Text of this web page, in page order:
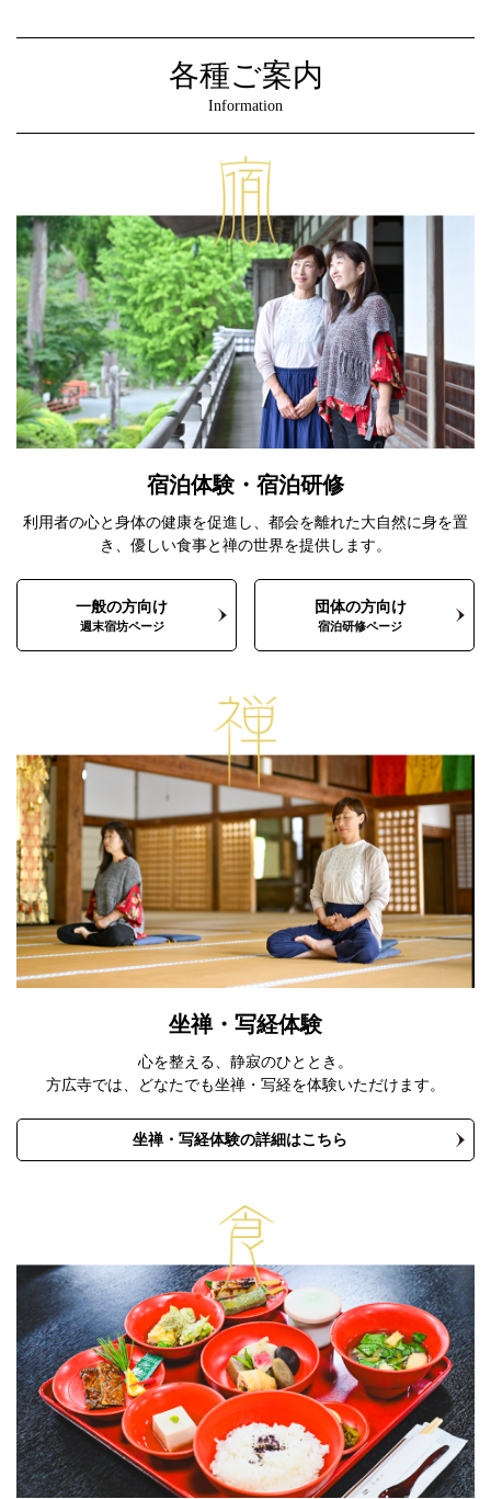
各種ご案内
Information
宿泊体験・宿泊研修
利用者の心と身体の健康を促進し、都会を離れた大自然に身を置
き、優しい食事と禅の世界を提供します。
一般の方向け
週末宿坊ページ
団体の方向け
宿泊研修ページ
坐禅・写経体験
心を整える、静寂のひととき。
方広寺では、どなたでも坐禅・写経を体験いただけます。
坐禅・写経体験の詳細はこちら